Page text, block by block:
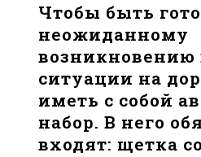
Чтобы быть
неожиданному
возникновению
ситуации на
иметь с собой
набор. В него
входят: щетка